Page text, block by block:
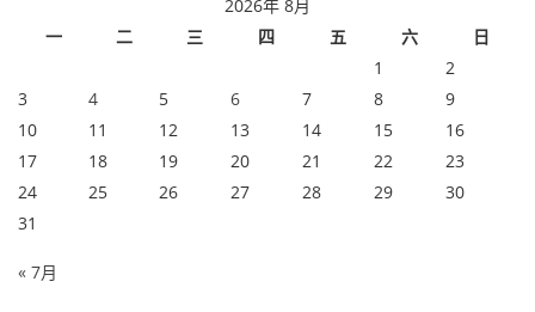
2026年 8月
一
二 三 四 五 六
日
1
2
3
4 5 6 7 8
9
10
11 12 13 14 15
16
17
18 19 20 21 22
23
24
25 26 27 28 29
30
31
« 7月